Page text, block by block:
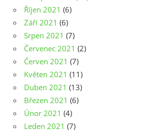
Říjen 2021 (6)
Září 2021 (6)
Srpen 2021 (7)
Červenec 2021 (2)
Červen 2021 (7)
Květen 2021 (11)
Duben 2021 (13)
Březen 2021 (6)
Únor 2021 (4)
Leden 2021 (7)